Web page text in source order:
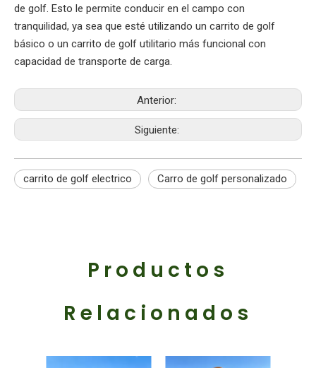
de golf. Esto le permite conducir en el campo con
tranquilidad, ya sea que esté utilizando un carrito de golf
básico o un carrito de golf utilitario más funcional con
capacidad de transporte de carga.
Anterior:
Siguiente:
carrito de golf electrico Carro de golf personalizado
Productos
Relacionados